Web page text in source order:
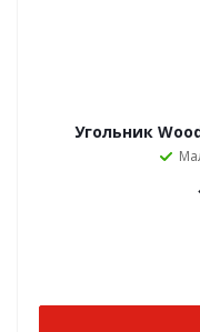
Угольник